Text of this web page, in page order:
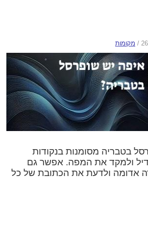
/ מקומות
בטבריה מסומנות בנקודות
ולמקד את המפה. אפשר גם
אדומה ולדעת את הכתובת של כל